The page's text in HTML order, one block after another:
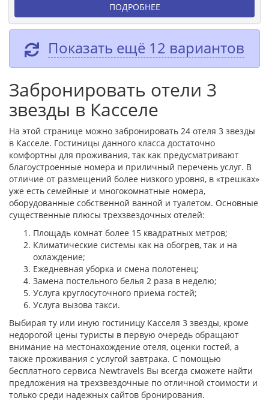
ПОДРОБНЕЕ
Показать ещё 12 вариантов
Забронировать отели 3
звезды в Касселе
На этой странице можно забронировать 24 отеля 3 звезды
в Касселе. Гостиницы данного класса достаточно
комфортны для проживания, так как предусматривают
благоустроенные номера и приличный перечень услуг. В
отличие от размещений более низкого уровня, в «трешках»
уже есть семейные и многокомнатные номера,
оборудованные собственной ванной и туалетом. Основные
существенные плюсы трехзвездочных отелей:
Площадь комнат более 15 квадратных метров;
Климатические системы как на обогрев, так и на
охлаждение;
Ежедневная уборка и смена полотенец;
Замена постельного белья 2 раза в неделю;
Услуга круглосуточного приема гостей;
Услуга вызова такси.
Выбирая ту или иную гостиницу Касселя 3 звезды, кроме
недорогой цены туристы в первую очередь обращают
внимание на местонахождение отеля, оценки гостей, а
также проживания с услугой завтрака. С помощью
бесплатного сервиса Newtravels Вы всегда сможете найти
предложения на трехзвездочные по отличной стоимости и
только среди надежных сайтов бронирования.